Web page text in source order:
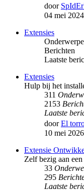
door
04 mei
Extensies
Berichten
Laatste
Extensies
Hulp bij het
311
2153
Laatste
doorEl
10 mei
Extensie
Zelf bezig aan
33
295
Laatste